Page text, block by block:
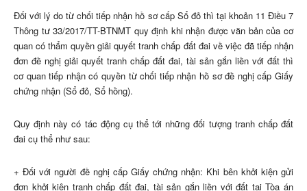
Đối với lý do từ chối tiếp nhận hồ sơ cấp Sổ đỏ thì tại khoản 11 Điều 7
Thông tư 33/2017/TT-BTNMT quy định khi nhận được văn bản của cơ
quan có thẩm quyền giải quyết tranh chấp đất đai về việc đã tiếp nhận
đơn đề nghị giải quyết tranh chấp đất đai, tài sản gắn liền với đất thì
cơ quan tiếp nhận có quyền từ chối tiếp nhận hồ sơ đề nghị cấp Giấy
chứng nhận (Sổ đỏ, Sổ hồng).
Quy định này có tác động cụ thể tới những đối tượng tranh chấp đất
đai cụ thể như sau:
+ Đối với người đề nghị cấp Giấy chứng nhận: Khi bên khởi kiện gửi
đơn khởi kiện tranh chấp đất đai, tài sản gắn liền với đất tại Tòa án